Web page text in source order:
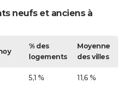
neufs et anciens à
% des
logements
Moyenne
des villes
5,1 % 11,6 %